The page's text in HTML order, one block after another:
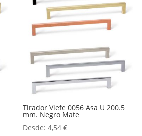
Tirador Viefe 0056 Asa U 200.5
mm. Negro Mate
Desde: 4,54 €